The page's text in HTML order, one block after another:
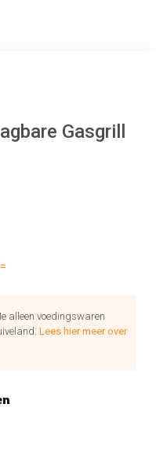
Gasgrill
alleen voedingswaren
Lees hier meer over